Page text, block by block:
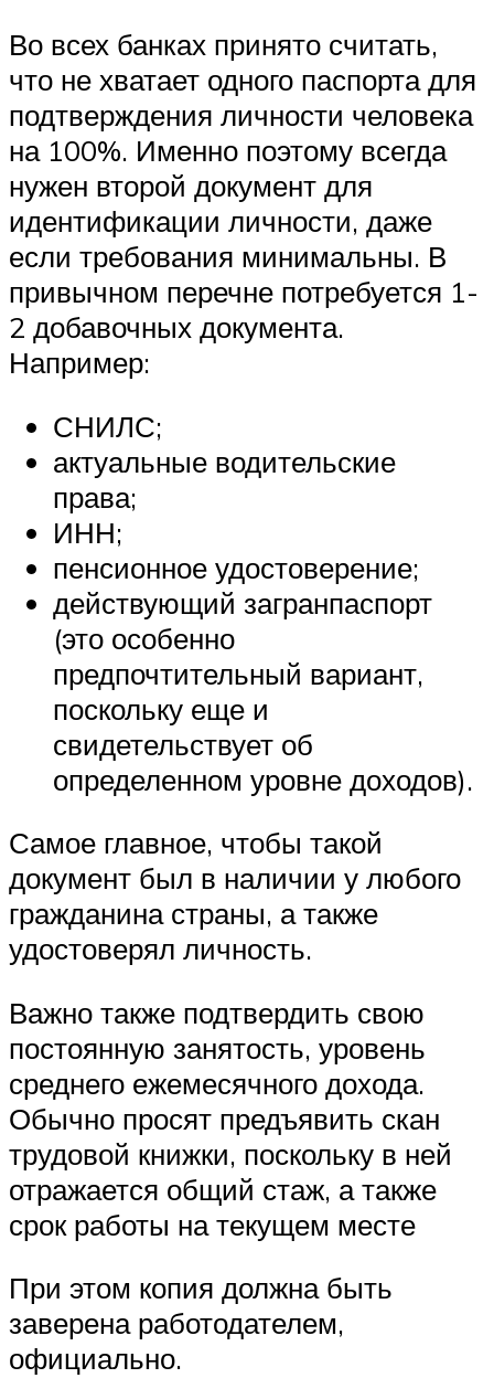
Во всех банках принято считать,
что не хватает одного паспорта для
подтверждения личности человека
на 100%. Именно поэтому всегда
нужен второй документ для
идентификации личности, даже
если требования минимальны. В
привычном перечне потребуется 1-
2 добавочных документа.
Например:
СНИЛС;
актуальные водительские
права;
ИНН;
пенсионное удостоверение;
действующий загранпаспорт
(это особенно
предпочтительный вариант,
поскольку еще и
свидетельствует об
определенном уровне доходов).
Самое главное, чтобы такой
документ был в наличии у любого
гражданина страны, а также
удостоверял личность.
Важно также подтвердить свою
постоянную занятость, уровень
среднего ежемесячного дохода.
Обычно просят предъявить скан
трудовой книжки, поскольку в ней
отражается общий стаж, а также
срок работы на текущем месте
При этом копия должна быть
заверена работодателем,
официально.